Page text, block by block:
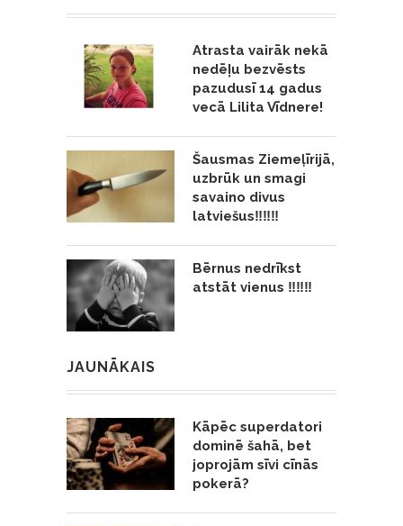
Atrasta vairāk nekā
nedēļu bezvēsts
pazudusī 14 gadus
vecā Lilita Vīdnere!
Šausmas Ziemeļīrijā,
uzbrūk un smagi
savaino divus
latviešus‼️‼️‼️
Bērnus nedrīkst
atstāt vienus ‼️‼️‼️
JAUNĀKAIS
Kāpēc superdatori
dominē šahā, bet
joprojām sīvi cīnās
pokerā?